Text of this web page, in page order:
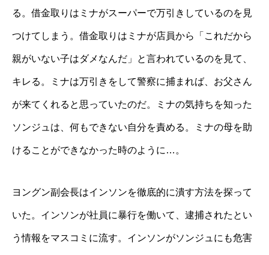
る。借金取りはミナがスーパーで万引きしているのを見
つけてしまう。借金取りはミナが店員から「これだから
親がいない子はダメなんだ」と言われているのを見て、
キレる。ミナは万引きをして警察に捕まれば、お父さん
が来てくれると思っていたのだ。ミナの気持ちを知った
ソンジュは、何もできない自分を責める。ミナの母を助
けることができなかった時のように…。
ヨングン副会長はインソンを徹底的に潰す方法を探って
いた。インソンが社員に暴行を働いて、逮捕されたとい
う情報をマスコミに流す。インソンがソンジュにも危害